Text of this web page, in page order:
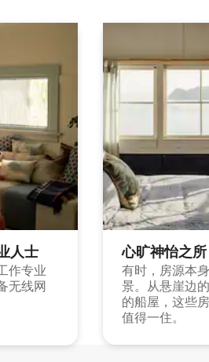
人士
作专业
无线网
心旷神怡之所
有时，房源本
景。从悬崖边
的船屋，这些
值得一住。